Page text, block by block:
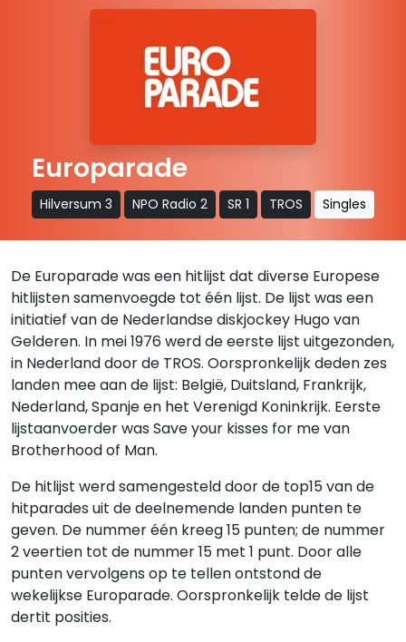
Europarade
Hilversum 3 NPO Radio 2 SR 1 TROS Singles
De Europarade was een hitlijst dat diverse Europese
hitlijsten samenvoegde tot één lijst. De lijst was een
initiatief van de Nederlandse diskjockey Hugo van
Gelderen. In mei 1976 werd de eerste lijst uitgezonden,
in Nederland door de TROS. Oorspronkelijk deden zes
landen mee aan de lijst: België, Duitsland, Frankrijk,
Nederland, Spanje en het Verenigd Koninkrijk. Eerste
lijstaanvoerder was Save your kisses for me van
Brotherhood of Man.
De hitlijst werd samengesteld door de top15 van de
hitparades uit de deelnemende landen punten te
geven. De nummer één kreeg 15 punten; de nummer
2 veertien tot de nummer 15 met 1 punt. Door alle
punten vervolgens op te tellen ontstond de
wekelijkse Europarade. Oorspronkelijk telde de lijst
dertit posities.